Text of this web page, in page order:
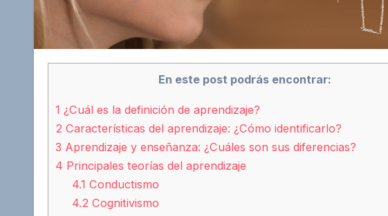
En este post podrás encontrar:
1 ¿Cuál es la definición de aprendizaje?
2 Características del aprendizaje: ¿Cómo identificarlo?
3 Aprendizaje y enseñanza: ¿Cuáles son sus diferencias?
4 Principales teorías del aprendizaje
4.1 Conductismo
4.2 Cognitivismo